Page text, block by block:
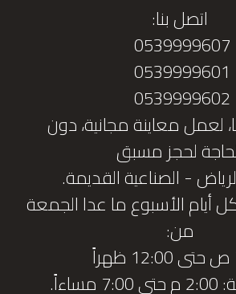
اتصل بنا:
0539999607
0539999601
0539999602
لعمل معاينة مجانية، دون
لحجز مسبق
- الصناعية القديمة.
أيام الأسبوع ما عدا الجمعة
من: